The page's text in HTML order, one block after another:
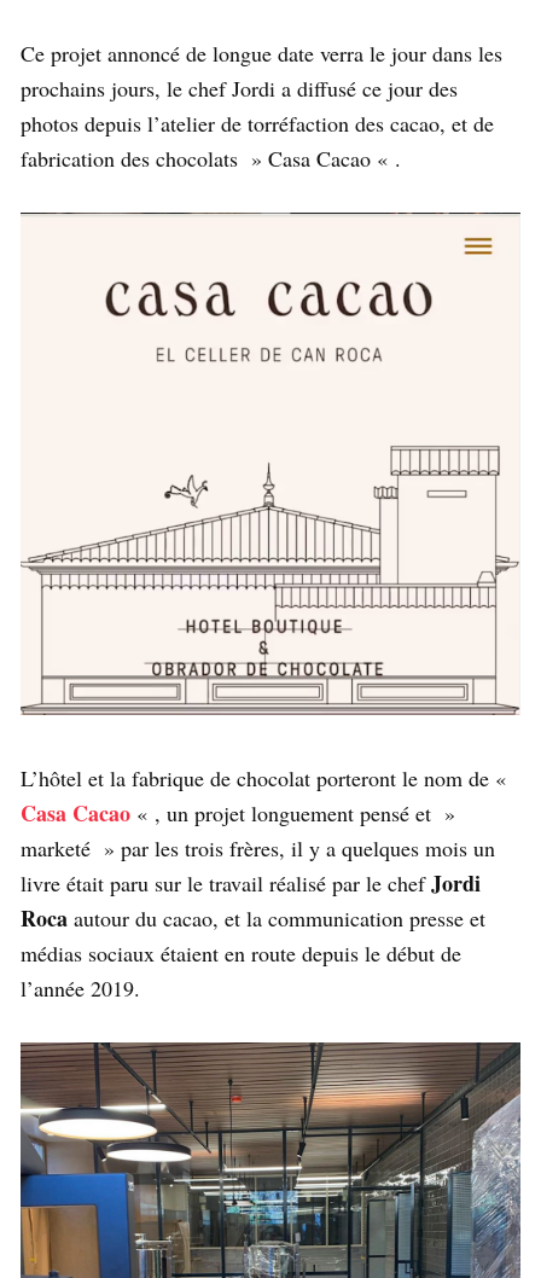
Ce projet annoncé de longue date verra le jour dans les
prochains jours, le chef Jordi a diffusé ce jour des
photos depuis l’atelier de torréfaction des cacao, et de
fabrication des chocolats » Casa Cacao « .
L’hôtel et la fabrique de chocolat porteront le nom de «
Casa Cacao « , un projet longuement pensé et »
marketé » par les trois frères, il y a quelques mois un
livre était paru sur le travail réalisé par le chefJordi
Roca autour du cacao, et la communication presse et
médias sociaux étaient en route depuis le début de
l’année 2019.